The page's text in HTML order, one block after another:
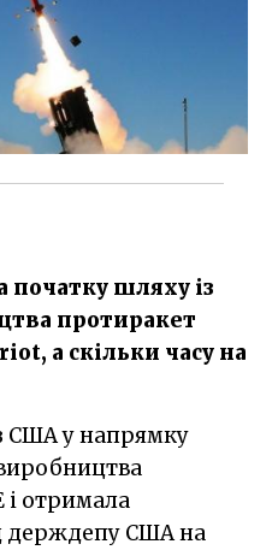
початку шляху із
протиракет
а скільки часу на
і отримала
держдепу США на